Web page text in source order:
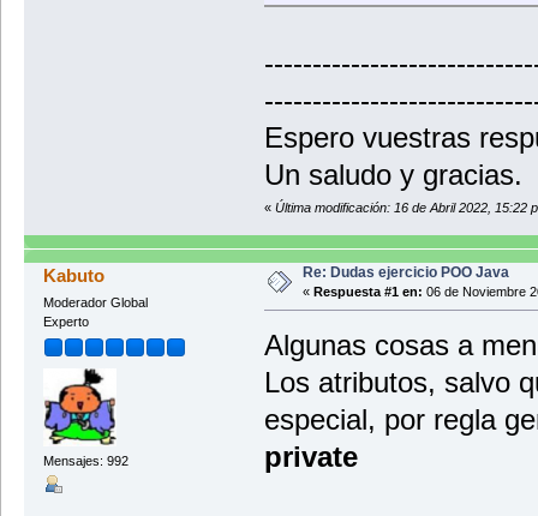
return anio;
this.anio = anio;
public boolean isSummer(){
if ( mes == "Junio" || mes ==
else { boolean isSummer =
return false;
public String toString(){
return dia + "de"+ mes
}
}
}
Espero vuestras
Un saludo y gracias.
« Última modificación: 16 de Abril 2022, 15:22
Kabuto
Moderador Global
Experto
Mensajes: 992
Re: Dudas ejercicio POO Java
« Respuesta #1 en: 06 de Noviembre
Algunas cosas a
Los atributos, salvo
especial, por regla
private